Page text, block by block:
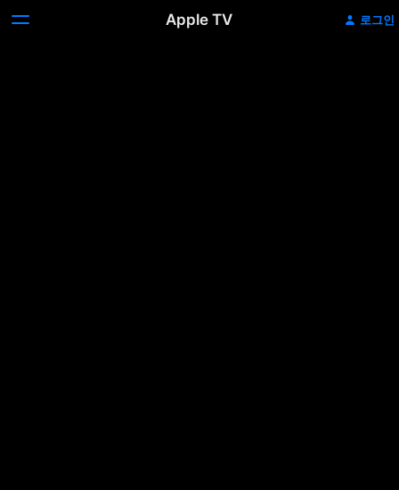
Apple TV 로그인